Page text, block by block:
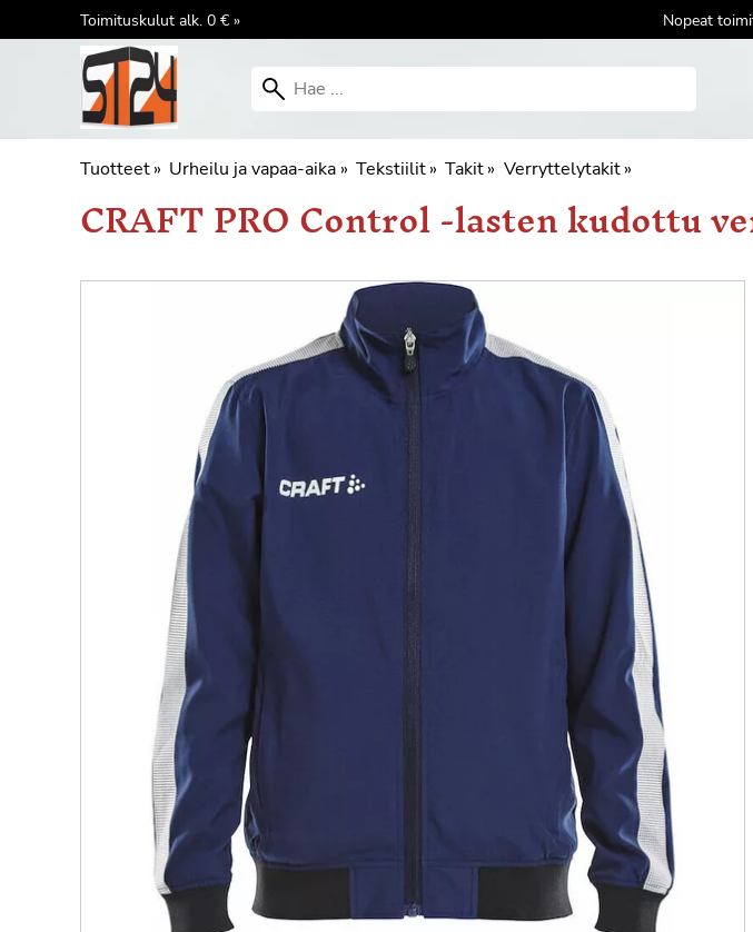
Toimituskulut alk. 0 € » Nopeat
Tuotteet‪» Urheilu ja vapaa-aika ‪» Tekstiilit‪» Takit‪» Verryttelytakit ‪»
CRAFTPRO Control -lasten kudottu